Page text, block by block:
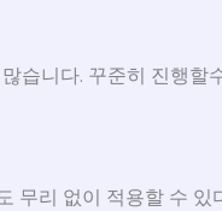
습니다. 꾸준히 진행할
무리 없이 적용할 수 있